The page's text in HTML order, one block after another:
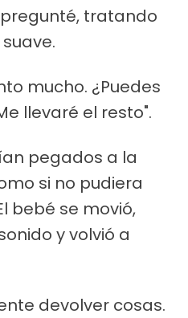
tratando
mucho. ¿Puedes
llevaré el resto".
pegados a la
si no pudiera
bebé se movió,
y volvió a
devolver cosas.